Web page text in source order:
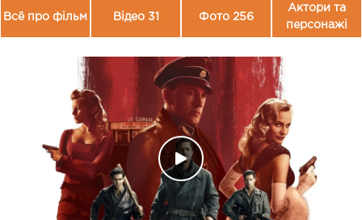
Всё про фільм Відео 31 Фото 256
Актори та
персонажі